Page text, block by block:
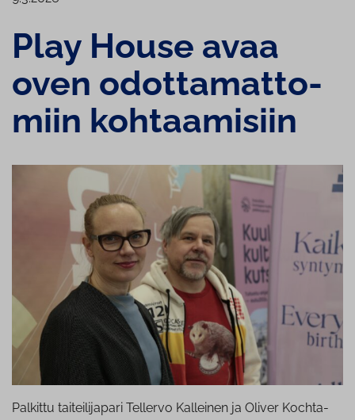
Play House avaa
oven odot­ta­mat­to­
miin koh­taa­mi­siin
Palkittu taiteilijapari Tellervo Kalleinen ja Oliver Kochta-